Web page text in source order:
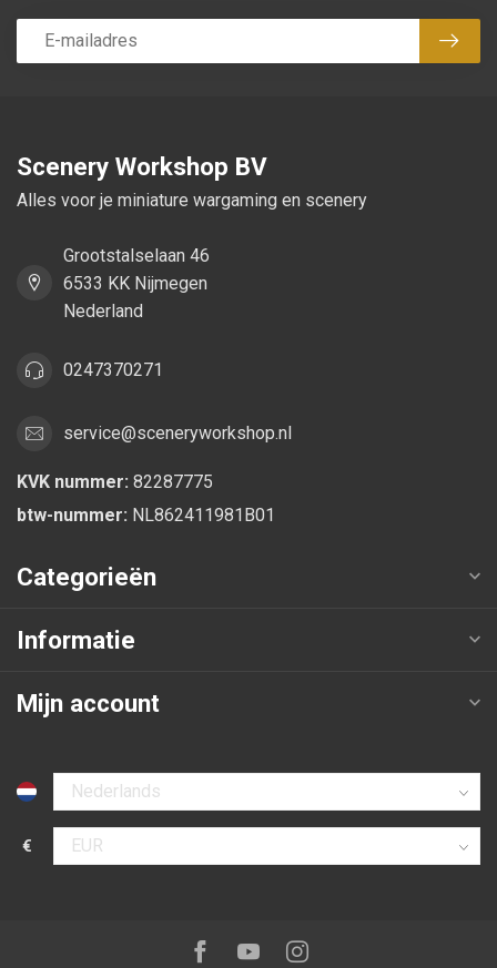
Scenery Workshop BV
Alles voor je miniature wargaming en scenery
Grootstalselaan 46
6533 KK Nijmegen
Nederland
0247370271
service@sceneryworkshop.nl
KVK nummer: 82287775
btw-nummer: NL862411981B01
Categorieën
Informatie
Mijn account
Selecteer taal
€
Selecteer valuta
Volg ons op:Facebook
YoutubeInstagram